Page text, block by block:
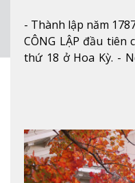
- Thành lập năm
CÔNG LẬP đầu tiên
thứ 18 ở Hoa Kỳ. -
tuyết của trường,
đẹp tự nhiên của
khuôn viên trường.